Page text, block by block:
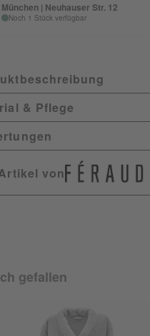
München | Neuhauser Str. 12
Noch 1 Stück verfügbar
& Pflege
von
gefallen